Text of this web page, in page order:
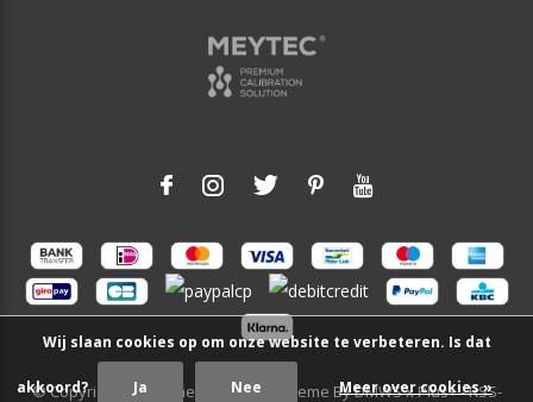
© Copyright 2026 - Theme RePos - Theme ByDMWSxPlus+-RSS-
Wij slaan cookies op om onze website te verbeteren. Is dat
akkoord? Ja Nee Meer over cookies »